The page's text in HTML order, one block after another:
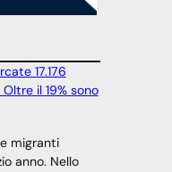
17.176
il 19% sono
migranti
anno. Nello